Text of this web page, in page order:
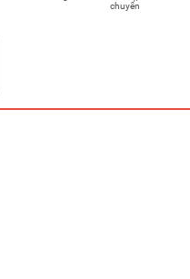
chuyển